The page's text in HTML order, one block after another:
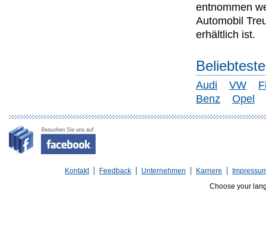
entnommen
Automobil
erhältlich ist.
Audi VW
Benz
Opel
Kontakt Feedback Unternehmen Karriere
Choose your